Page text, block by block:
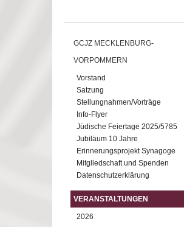
GCJZ MECKLENBURG-
VORPOMMERN
Vorstand
Satzung
Stellungnahmen/Vorträge
Info-Flyer
Jüdische Feiertage 2025/5785
Jubiläum 10 Jahre
Erinnerungsprojekt Synagoge
Mitgliedschaft und Spenden
Datenschutzerklärung
VERANSTALTUNGEN
2026